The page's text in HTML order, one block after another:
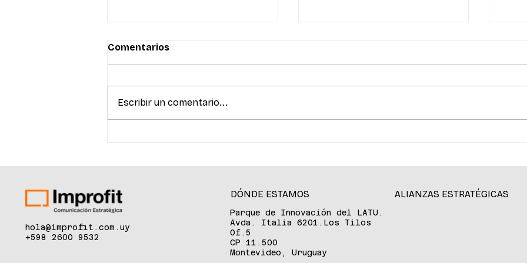
ecosistema para debatir
artificial, biotecnología y
venture capital
piel
Comentarios
Escribir un comentario...
hola@improfit.com.uy
+598 2600 9532
DÓNDE ESTAMOS
Parque de Innovación del LATU.
Avda. Italia 6201.Los Tilos
Of.5
CP 11.500
Montevideo, Uruguay
ALIANZAS ESTRATÉGICAS